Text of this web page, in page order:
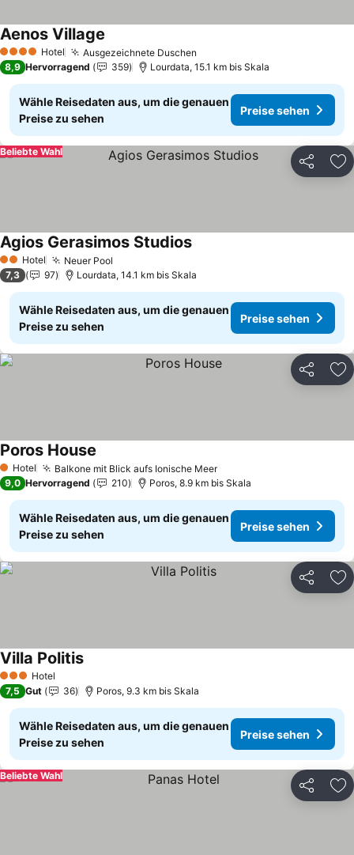
4 Sterne Hotel Ausgezeichnete Duschen
Aenos Village
8,9 Hervorragend 359 Lourdata, 15.1 km bis Skala
Wähle Reisedaten aus, um die genauen
Preise zu sehen
Preise sehen
Teilen
Beliebte Wahl
2 Sterne
Hotel Neuer Pool
Agios Gerasimos StudiosPreise sehen
7,3 97 Lourdata, 14.1 km bis Skala
Wähle Reisedaten aus, um die genauen
Preise zu sehen
Preise sehen
Teilen
1 Sterne
Hotel Balkone mit Blick aufs Ionische MeerPreise sehen
Poros House
9,0 Hervorragend 210 Poros, 8.9 km bis Skala
Wähle Reisedaten aus, um die genauen
Preise zu sehen
Preise sehen
Teilen
3 SterneHotel
Villa PolitisPreise sehen
7,5 Gut 36 Poros, 9.3 km bis Skala
Wähle Reisedaten aus, um die genauen
Preise zu sehen
Preise sehen
Teilen
Beliebte Wahl